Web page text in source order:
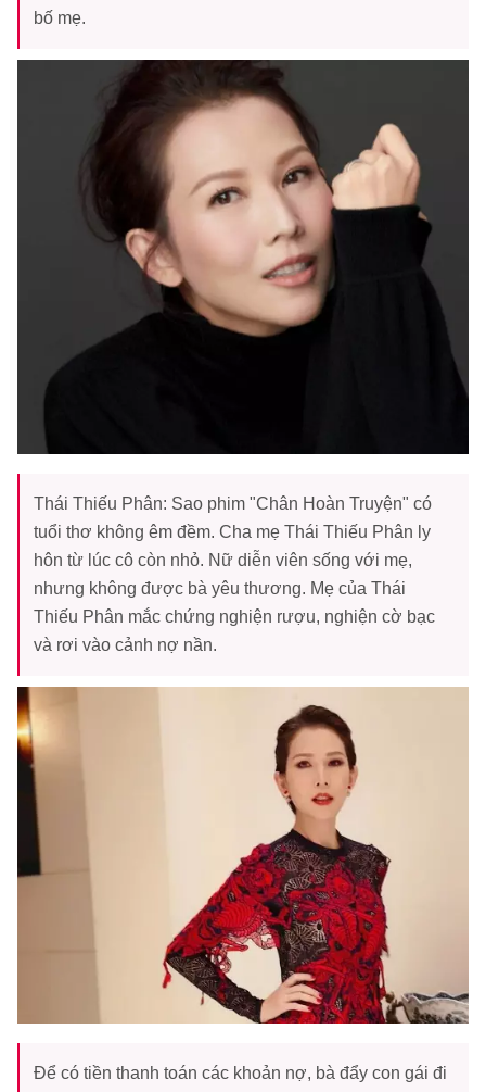
bố mẹ.
Thái Thiếu Phân: Sao phim "Chân Hoàn Truyện" có
tuổi thơ không êm đềm. Cha mẹ Thái Thiếu Phân ly
hôn từ lúc cô còn nhỏ. Nữ diễn viên sống với mẹ,
nhưng không được bà yêu thương. Mẹ của Thái
Thiếu Phân mắc chứng nghiện rượu, nghiện cờ bạc
và rơi vào cảnh nợ nần.
Để có tiền thanh toán các khoản nợ, bà đẩy con gái đi